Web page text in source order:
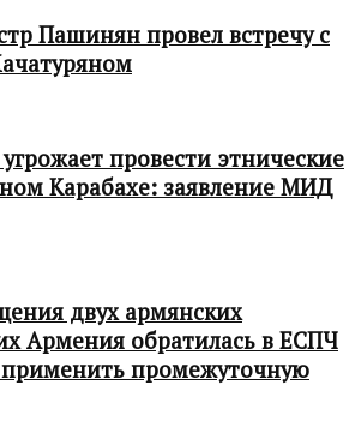
Пашинян провел встречу с
провести этнические
Карабахе: заявление МИД
двух армянских
Армения обратилась в ЕСПЧ
промежуточную